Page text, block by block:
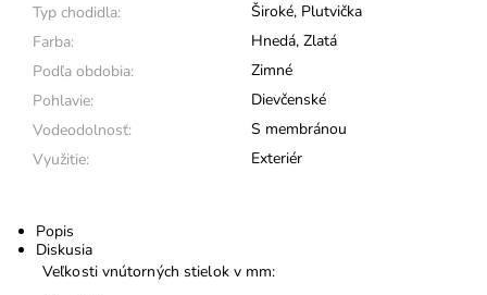
Typ chodidla:
Široké, Plutvička
Farba:
Hnedá, Zlatá
Podľa obdobia:
Zimné
Pohlavie:
Dievčenské
Vodeodolnosť:
S membránou
Využitie:
Exteriér
Popis
Diskusia
Veľkosti vnútorných stielok v mm: